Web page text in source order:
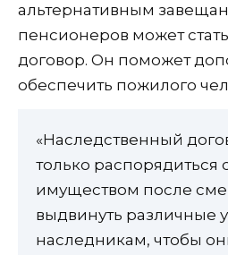
альтернативным
пенсионеров может
договор. Он поможет
обеспечить пожилого
«Наследственный
только распорядиться
имуществом после
выдвинуть различные
наследникам, чтобы